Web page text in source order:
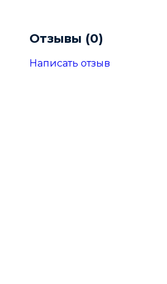
Отзывы (0)
Написать отзыв